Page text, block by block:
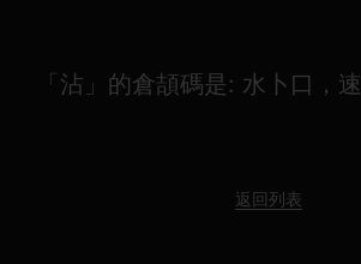
「沾」的倉頡碼是: 水卜口，
返回列表